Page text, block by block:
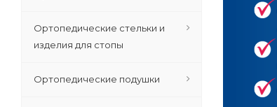
Ортопедические стельки и
изделия для стопы
Ортопедические подушки